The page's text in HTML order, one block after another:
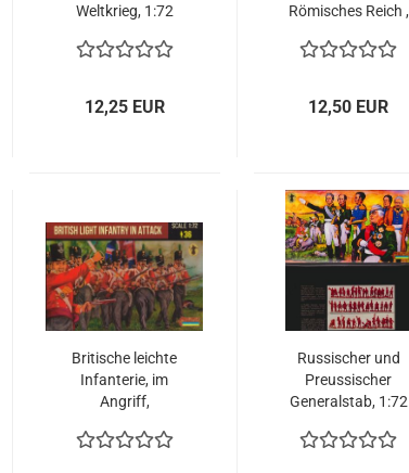
Weltkrieg, 1:72
12,25 EUR
Römisches Reich ,
Erbfolgekrieg
12,50 EUR
Britische leichte
Infanterie, im
Angriff,
Epoche, 1:72
Russischer und
Preussischer
Generalstab, 1:72